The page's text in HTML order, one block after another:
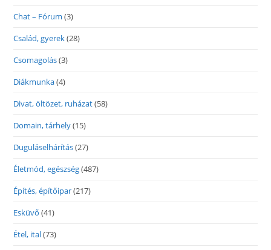
Chat – Fórum (3)
Család, gyerek(28)
Csomagolás(3)
Diákmunka(4)
Divat, öltözet, ruházat(58)
Domain, tárhely(15)
Duguláselhárítás(27)
Életmód, egészség(487)
Építés, építőipar(217)
Esküvő (41)
Étel, ital(73)